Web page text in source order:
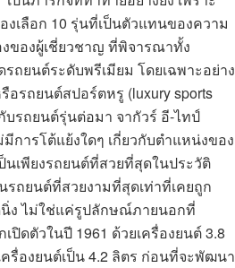
เลือก 10 รุ่นที่เป็นตัวแทนของความ
ของผู้เชี่ยวชาญ ที่พิจารณาทั้ง
ยนต์ระดับพรีเมียม โดยเฉพาะอย่าง
อรถยนต์สปอร์ตหรู (luxury sports
บรถยนต์รุ่นต่อมา จากัวร์ อี-ไทป์
การโต้แย้งใดๆ เกี่ยวกับตำแหน่งของ
นเพียงรถยนต์ที่สวยที่สุดในประวัติ
รถยนต์ที่สวยงามที่สุดเท่าที่เคยถูก
ง ไม่ใช่แค่รูปลักษณ์ภายนอกที่
ปิดตัวในปี 1961 ด้วยเครื่องยนต์ 3.8
รื่องยนต์เป็น 4.2 ลิตร ก่อนที่จะพัฒนา